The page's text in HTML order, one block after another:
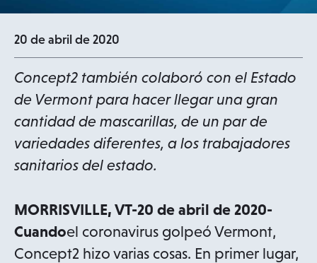
20 de abril de 2020
Concept2 también colaboró con el Estado
de Vermont para hacer llegar una gran
cantidad de mascarillas, de un par de
variedades diferentes, a los trabajadores
sanitarios del estado.
MORRISVILLE, VT-20 de abril de 2020-
Cuandoel coronavirus golpeó Vermont,
Concept2 hizo varias cosas. En primer lugar,